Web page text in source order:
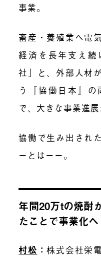
事業。
畜産・養殖業へ電
経済を長年支え続
社」と、外部人材
う『協働日本』
で、大きな事業進
協働で生み出され
ーとはーー。
年間20万tの焼酎
たことで事業化へ
村松 ：株式会社栄